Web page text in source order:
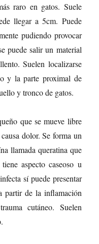
raro en gatos. Suele
llegar a 5cm. Puede
pudiendo provocar
puede salir un material
Suelen localizarse
y la parte proximal de
y tronco de gatos.
que se mueve libre
dolor. Se forma un
llamada queratina que
aspecto caseoso u
sí puede presentar
partir de la inflamación
cutáneo. Suelen